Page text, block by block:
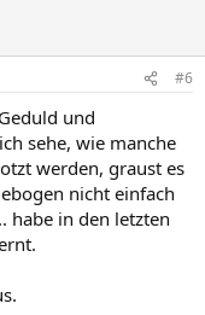
#6
und
sehe, wie manche
werden, graust es
nicht einfach
habe in den letzten